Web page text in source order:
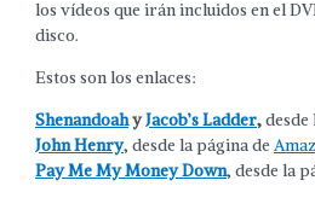
los vídeos que irán incluidos en el
disco.
Estos son los enlaces:
ShenandoahyJacob’s Ladder,
John Henry, desde la página de
Pay Me My Money Down, desde la